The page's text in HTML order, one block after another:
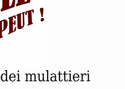
far conoscere i muli in Francia
- Rifugio protezione animali -
intelligenza sensibile